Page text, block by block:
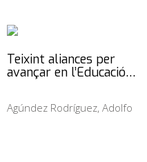
Teixint aliances per
avançar en l’Educació…
Agúndez Rodríguez, Adolfo